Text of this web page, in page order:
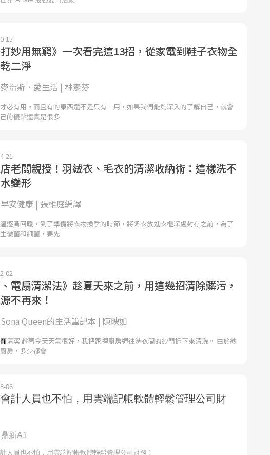
15
妙用無窮》一次看完這13招，從家電到鞋子衣物全
二淨
麥浩斯．愛生活 | 林素芬
必有用，而且有的東西還不是只有一用，如果我們能夠深入的了解自己，就會
的優點還真是很多
21
老闆親授！羽絨衣、毛衣的清潔收納術：這樣洗不
變形
早安健康 | 張維庭編譯
逐漸回暖，到了準備將衣物換季的時節，將冬衣放進衣櫃深處封存之前，為了
黴菌和細菌，要先
02
電扇清潔法》趁夏天來之前，用這幾招清除髒污，
不再來！
Sona Queen的生活筆記本 | 陳映如
清潔 趁著今天天氣很好，我把家裡廚房通往洗衣間的紗門拆下來清洗。 由於紗
房，多少都會